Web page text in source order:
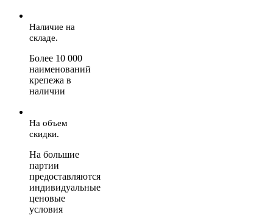
Наличие на
складе.
Более 10 000
наименований
крепежа в
наличии
На объем
скидки.
На большие
партии
предоставляются
индивидуальные
ценовые
условия